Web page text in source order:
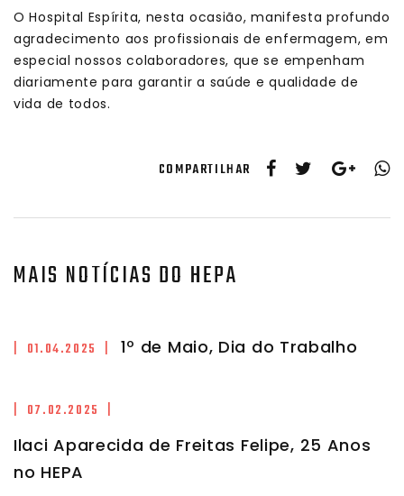
O Hospital Espírita, nesta ocasião, manifesta profundo
agradecimento aos profissionais de enfermagem, em
especial nossos colaboradores, que se empenham
diariamente para garantir a saúde e qualidade de
vida de todos.
COMPARTILHAR
MAIS NOTÍCIAS DO HEPA
| 01.04.2025 | 1º de Maio, Dia do Trabalho
| 07.02.2025 |
Ilaci Aparecida de Freitas Felipe, 25 Anos
no HEPA